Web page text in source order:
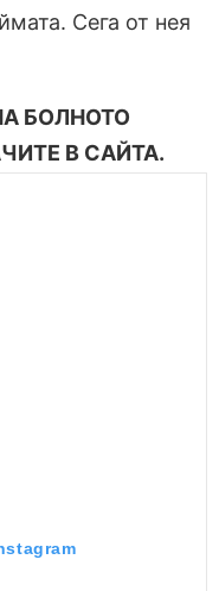
Сега от нея
БОЛНОТО
В САЙТА.